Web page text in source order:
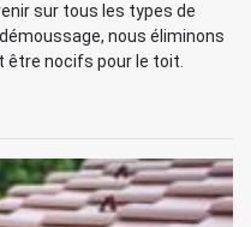
sur tous les types de
nous éliminons
être nocifs pour le toit.